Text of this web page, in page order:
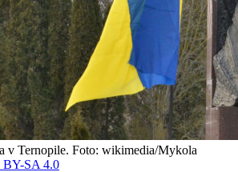
v Ternopile. Foto: wikimedia/Mykola
BY-SA 4.0